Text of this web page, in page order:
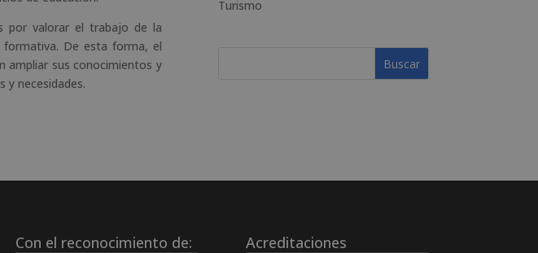
por valorar el trabajo de la
De esta forma, el
ampliar sus conocimientos y
y necesidades.
Turismo
Con el reconocimiento de: Acreditaciones